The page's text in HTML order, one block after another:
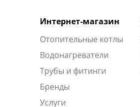
Интернет-магазин
Отопительные котлы
Водонагреватели
Трубы и фитинги
Бренды
Услуги